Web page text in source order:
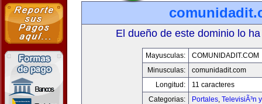
El dueño de este dominio lo
Mayusculas:
COMUNIDADIT.COM
Minusculas:
comunidadit.com
Longitud:
11 caracteres
Categorias:
Portales, TelevisiÃ³n